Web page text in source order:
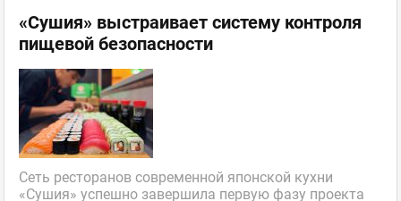
«Сушия» выстраивает систему контроля
пищевой безопасности
Сеть ресторанов современной японской кухни
«Сушия» успешно завершила первую фазу проекта